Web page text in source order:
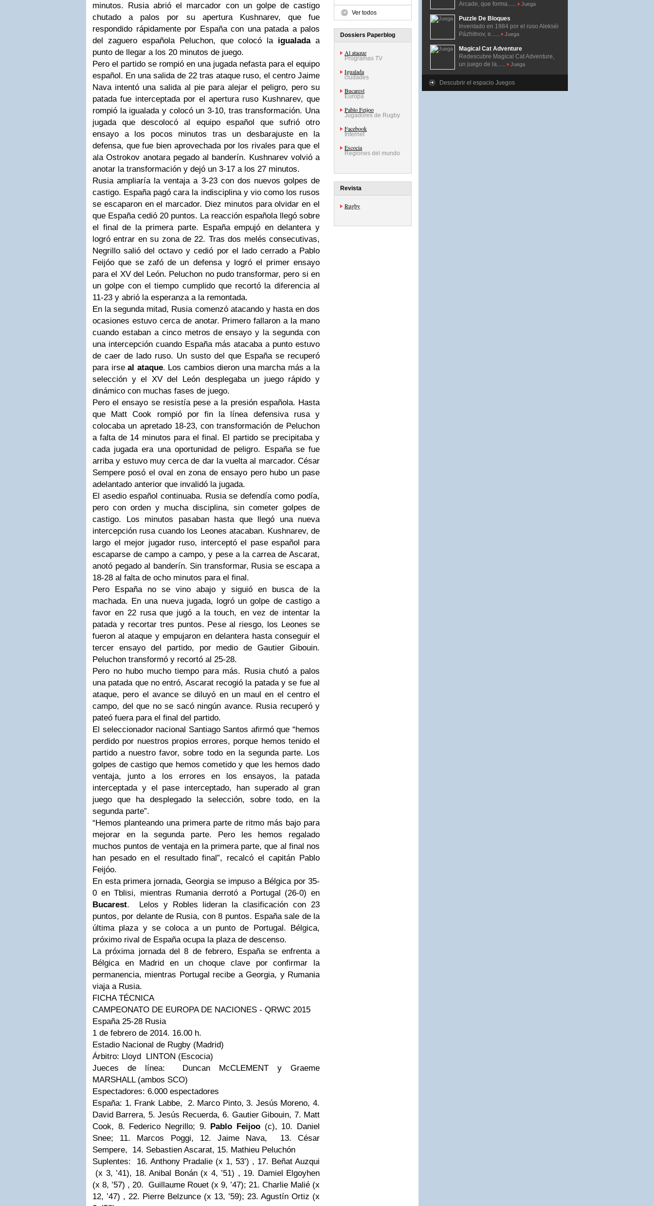
minutos. Rusia abrió el marcador con un golpe de castigo
chutado a palos por su apertura Kushnarev, que fue
respondido rápidamente por España con una patada a palos
del zaguero española Peluchon, que colocó la igualadaa
punto de llegar a los 20 minutos de juego.
Pero el partido se rompió en una jugada nefasta para el equipo
español. En una salida de 22 tras ataque ruso, el centro Jaime
Nava intentó una salida al pie para alejar el peligro, pero su
patada fue interceptada por el apertura ruso Kushnarev, que
rompió la igualada y colocó un 3-10, tras transformación. Una
jugada que descolocó al equipo español que sufrió otro
ensayo a los pocos minutos tras un desbarajuste en la
defensa, que fue bien aprovechada por los rivales para que el
ala Ostrokov anotara pegado al banderín. Kushnarev volvió a
anotar la transformación y dejó un 3-17 a los 27 minutos.
Rusia ampliaría la ventaja a 3-23 con dos nuevos golpes de
castigo. España pagó cara la indisciplina y vio como los rusos
se escaparon en el marcador. Diez minutos para olvidar en el
que España cedió 20 puntos. La reacción española llegó sobre
el final de la primera parte. España empujó en delantera y
logró entrar en su zona de 22. Tras dos melés consecutivas,
Negrillo salió del octavo y cedió por el lado cerrado a Pablo
Feijóo que se zafó de un defensa y logró el primer ensayo
para el XV del León. Peluchon no pudo transformar, pero si en
un golpe con el tiempo cumplido que recortó la diferencia al
11-23 y abrió la esperanza a la remontada.
En la segunda mitad, Rusia comenzó atacando y hasta en dos
ocasiones estuvo cerca de anotar. Primero fallaron a la mano
cuando estaban a cinco metros de ensayo y la segunda con
una intercepción cuando España más atacaba a punto estuvo
de caer de lado ruso. Un susto del que España se recuperó
para irseal ataque. Los cambios dieron una marcha más a la
selección y el XV del León desplegaba un juego rápido y
dinámico con muchas fases de juego.
Pero el ensayo se resistía pese a la presión española. Hasta
que Matt Cook rompió por fin la línea defensiva rusa y
colocaba un apretado 18-23, con transformación de Peluchon
a falta de 14 minutos para el final. El partido se precipitaba y
cada jugada era una oportunidad de peligro. España se fue
arriba y estuvo muy cerca de dar la vuelta al marcador. César
Sempere posó el oval en zona de ensayo pero hubo un pase
adelantado anterior que invalidó la jugada.
El asedio español continuaba. Rusia se defendía como podía,
pero con orden y mucha disciplina, sin cometer golpes de
castigo. Los minutos pasaban hasta que llegó una nueva
intercepción rusa cuando los Leones atacaban. Kushnarev, de
largo el mejor jugador ruso, interceptó el pase español para
escaparse de campo a campo, y pese a la carrea de Ascarat,
anotó pegado al banderín. Sin transformar, Rusia se escapa a
18-28 al falta de ocho minutos para el final.
Pero España no se vino abajo y siguió en busca de la
machada. En una nueva jugada, logró un golpe de castigo a
favor en 22 rusa que jugó a la touch, en vez de intentar la
patada y recortar tres puntos. Pese al riesgo, los Leones se
fueron al ataque y empujaron en delantera hasta conseguir el
tercer ensayo del partido, por medio de Gautier Gibouin.
Peluchon transformó y recortó al 25-28.
Pero no hubo mucho tiempo para más. Rusia chutó a palos
una patada que no entró, Ascarat recogió la patada y se fue al
ataque, pero el avance se diluyó en un maul en el centro el
campo, del que no se sacó ningún avance. Rusia recuperó y
pateó fuera para el final del partido.
El seleccionador nacional Santiago Santos afirmó que “hemos
perdido por nuestros propios errores, porque hemos tenido el
partido a nuestro favor, sobre todo en la segunda parte. Los
golpes de castigo que hemos cometido y que les hemos dado
ventaja, junto a los errores en los ensayos, la patada
interceptada y el pase interceptado, han superado al gran
juego que ha desplegado la selección, sobre todo, en la
segunda parte”.
“Hemos planteando una primera parte de ritmo más bajo para
mejorar en la segunda parte. Pero les hemos regalado
muchos puntos de ventaja en la primera parte, que al final nos
han pesado en el resultado final”, recalcó el capitán Pablo
Feijóo.
En esta primera jornada, Georgia se impuso a Bélgica por 35-
0 en Tblisi, mientras Rumania derrotó a Portugal (26-0) en
Bucarest. Lelos y Robles lideran la clasificación con 23
puntos, por delante de Rusia, con 8 puntos. España sale de la
última plaza y se coloca a un punto de Portugal. Bélgica,
próximo rival de España ocupa la plaza de descenso.
La próxima jornada del 8 de febrero, España se enfrenta a
Bélgica en Madrid en un choque clave por confirmar la
permanencia, mientras Portugal recibe a Georgia, y Rumania
viaja a Rusia.
FICHA TÉCNICA
CAMPEONATO DE EUROPA DE NACIONES - QRWC 2015
España 25-28 Rusia
1 de febrero de 2014. 16.00 h.
Estadio Nacional de Rugby (Madrid)
Árbitro: Lloyd LINTON (Escocia)
Jueces de línea: Duncan McCLEMENT y Graeme
MARSHALL (ambos SCO)
Espectadores: 6.000 espectadores
España: 1. Frank Labbe, 2. Marco Pinto, 3. Jesús Moreno, 4.
David Barrera, 5. Jesús Recuerda, 6. Gautier Gibouin, 7. Matt
Cook, 8. Federico Negrillo; 9. Pablo Feijoo (c), 10. Daniel
Snee; 11. Marcos Poggi, 12. Jaime Nava, 13. César
Sempere, 14. Sebastien Ascarat, 15. Mathieu Peluchón
Suplentes: 16. Anthony Pradalie (x 1, 53’) , 17. Beñat Auzqui
(x 3, ’41), 18. Anibal Bonán (x 4, ’51) , 19. Damiel Elgoyhen
(x 8, ’57) , 20. Guillaume Rouet (x 9, ’47); 21. Charlie Malié (x
12, ’47) , 22. Pierre Belzunce (x 13, ’59); 23. Agustín Ortiz (x
Ver todos
Dossiers Paperblog
Al ataque
Programas TV
Igualada
ciudades
Bucarest
Europa
Pablo Feijoo
Jugadores de Rugby
Facebook
Internet
Escocia
Regiones del mundo
Revista
Rugby
Arcade, que forma......
Juega
Puzzle De Bloques
Inventado en 1984 por el ruso Alekséi
Pázhitnov, e......
Juega
Magical Cat Adventure
Redescubre Magical Cat Adventure,
un juego de la......
Juega
Descubrir el espacio Juegos